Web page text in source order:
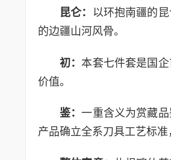
昆仑：
以环抱南疆的
的边疆山河风骨。
初：本套七件套是国
价值。
鉴：一重含义为赏藏
产品确立全系刀具工艺标